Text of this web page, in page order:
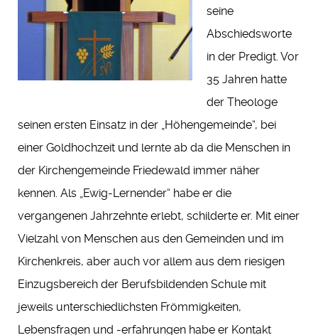
seine
Abschiedsworte
in der Predigt. Vor
35 Jahren hatte
der Theologe
seinen ersten Einsatz in der „Höhengemeinde“, bei
einer Goldhochzeit und lernte ab da die Menschen in
der Kirchengemeinde Friedewald immer näher
kennen. Als „Ewig-Lernender“ habe er die
vergangenen Jahrzehnte erlebt, schilderte er. Mit einer
Vielzahl von Menschen aus den Gemeinden und im
Kirchenkreis, aber auch vor allem aus dem riesigen
Einzugsbereich der Berufsbildenden Schule mit
jeweils unterschiedlichsten Frömmigkeiten,
Lebensfragen und -erfahrungen habe er Kontakt